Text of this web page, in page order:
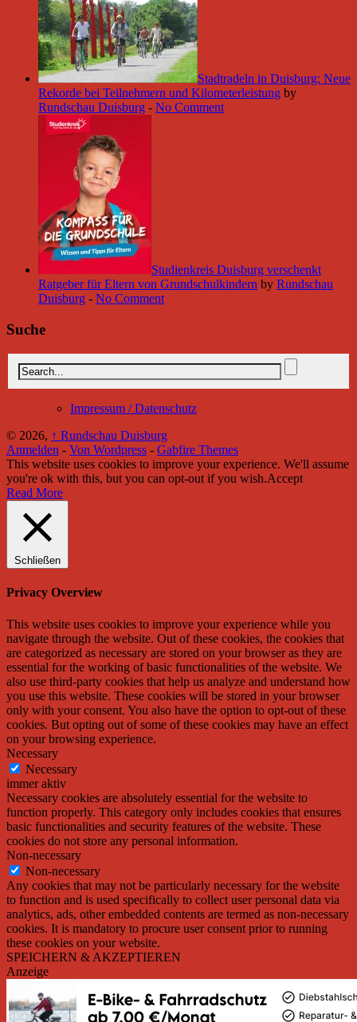
Stadtradeln in Duisburg: Neue
Rekorde bei Teilnehmern und Kilometerleistung by
Rundschau Duisburg - No Comment
Studienkreis Duisburg verschenkt
Ratgeber für Eltern von Grundschulkindern by Rundschau
Duisburg - No Comment
Suche
Impressum / Datenschutz
© 2026, ↑ Rundschau Duisburg
Anmelden - Von Wordpress - Gabfire Themes
This website uses cookies to improve your experience. We'll assume
you're ok with this, but you can opt-out if you wish.Accept
Read More
Schließen
Privacy Overview
This website uses cookies to improve your experience while you
navigate through the website. Out of these cookies, the cookies that
are categorized as necessary are stored on your browser as they are
essential for the working of basic functionalities of the website. We
also use third-party cookies that help us analyze and understand how
you use this website. These cookies will be stored in your browser
only with your consent. You also have the option to opt-out of these
cookies. But opting out of some of these cookies may have an effect
on your browsing experience.
Necessary
Necessary
immer aktiv
Necessary cookies are absolutely essential for the website to
function properly. This category only includes cookies that ensures
basic functionalities and security features of the website. These
cookies do not store any personal information.
Non-necessary
Non-necessary
Any cookies that may not be particularly necessary for the website
to function and is used specifically to collect user personal data via
analytics, ads, other embedded contents are termed as non-necessary
cookies. It is mandatory to procure user consent prior to running
these cookies on your website.
SPEICHERN & AKZEPTIEREN
Anzeige